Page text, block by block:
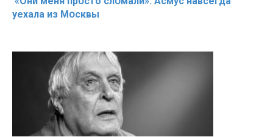
уехала из Мօсквы